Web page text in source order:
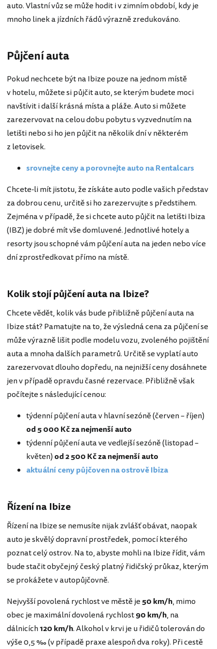
auto. Vlastní vůz se může hodit i v zimním období, kdy je
mnoho linek a jízdních řádů výrazně zredukováno.
Půjčení auta
Pokud nechcete být na Ibize pouze na jednom místě
v hotelu, můžete si půjčit auto, se kterým budete moci
navštívit i další krásná místa a pláže. Auto si můžete
zarezervovat na celou dobu pobytu s vyzvednutím na
letišti nebo si ho jen půjčit na několik dní v některém
z letovisek.
srovnejte ceny a porovnejte auto na Rentalcars
Chcete-li mít jistotu, že získáte auto podle vašich představ
za dobrou cenu, určitě si ho zarezervujte s předstihem.
Zejména v případě, že si chcete auto půjčit na letišti Ibiza
(IBZ) je dobré mít vše domluvené. Jednotlivé hotely a
resorty jsou schopné vám půjčení auta na jeden nebo více
dní zprostředkovat přímo na místě.
Kolik stojí půjčení auta na Ibize?
Chcete vědět, kolik vás bude přibližně půjčení auta na
Ibize stát? Pamatujte na to, že výsledná cena za půjčení se
může výrazně lišit podle modelu vozu, zvoleného pojištění
auta a mnoha dalších parametrů. Určitě se vyplatí auto
zarezervovat dlouho dopředu, na nejnižší ceny dosáhnete
jen v případě opravdu časné rezervace. Přibližně však
počítejte s následující cenou:
týdenní půjčení auta v hlavní sezóně (červen – říjen)
od 5 000 Kč za nejmenší auto
týdenní půjčení auta ve vedlejší sezóně (listopad –
květen)od 2 500 Kč za nejmenší auto
aktuální ceny půjčoven na ostrově Ibiza
Řízení na Ibize
Řízení na Ibize se nemusíte nijak zvlášť obávat, naopak
auto je skvělý dopravní prostředek, pomocí kterého
poznat celý ostrov. Na to, abyste mohli na Ibize řídit, vám
bude stačit obyčejný český platný řidičský průkaz, kterým
se prokážete v autopůjčovně.
Nejvyšší povolená rychlost ve městě je50 km/h, mimo
obec je maximální dovolená rychlost90 km/h, na
dálnicích120 km/h. Alkohol v krvi je u řidičů tolerován do
výše 0,5 ‰ (v případě praxe alespoň dva roky). Při cestě